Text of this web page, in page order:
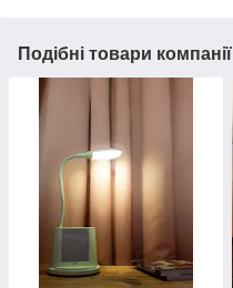
Подібні товари компанії